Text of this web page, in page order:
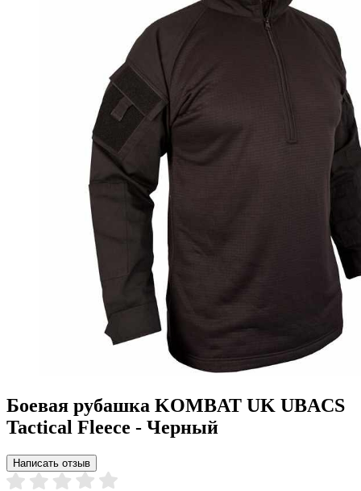
Боевая рубашка KOMBAT UK UBACS
Tactical Fleece - Черный
Написать отзыв